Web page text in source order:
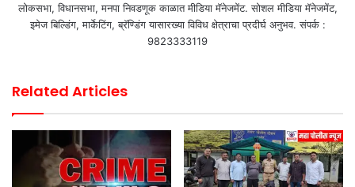
लोकसभा, विधानसभा, मनपा निवडणूक काळात मीडिया मॅनेजमेंट. सोशल मीडिया मॅनेजमेंट,
इमेज बिल्डिंग, मार्केटिंग, ब्रॅण्डिंग यासारख्या विविध क्षेत्राचा प्रदीर्घ अनुभव. संपर्क :
9823333119
Related Articles